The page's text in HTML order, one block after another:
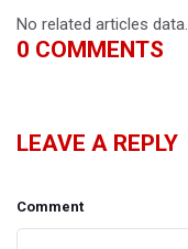
No related articles data.
0 COMMENTS
LEAVE A REPLY
Comment